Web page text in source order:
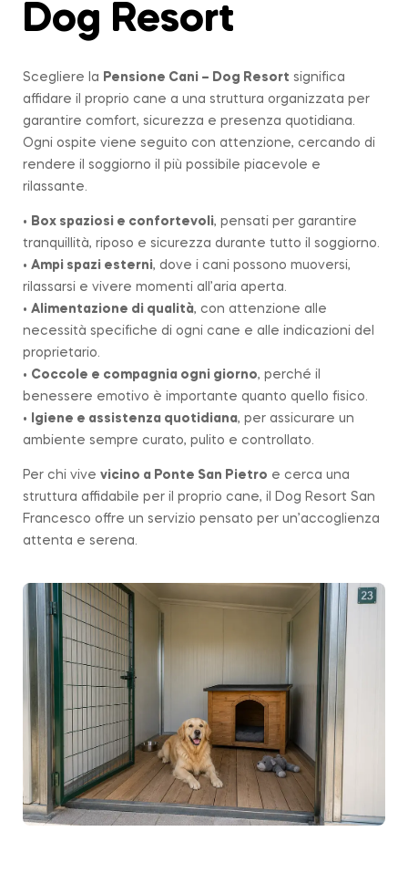
Dog Resort
Scegliere la Pensione Cani – Dog Resort significa
affidare il proprio cane a una struttura organizzata per
garantire comfort, sicurezza e presenza quotidiana.
Ogni ospite viene seguito con attenzione, cercando di
rendere il soggiorno il più possibile piacevole e
rilassante.
• Box spaziosi e confortevoli, pensati per garantire
tranquillità, riposo e sicurezza durante tutto il soggiorno.
• Ampi spazi esterni, dove i cani possono muoversi,
rilassarsi e vivere momenti all’aria aperta.
• Alimentazione di qualità, con attenzione alle
necessità specifiche di ogni cane e alle indicazioni del
proprietario.
• Coccole e compagnia ogni giorno, perché il
benessere emotivo è importante quanto quello fisico.
•
Igiene e assistenza quotidiana, per assicurare un
ambiente sempre curato, pulito e controllato.
Per chi vive vicino a Ponte San Pietro e cerca una
struttura affidabile per il proprio cane, il Dog Resort San
Francesco offre un servizio pensato per un’accoglienza
attenta e serena.